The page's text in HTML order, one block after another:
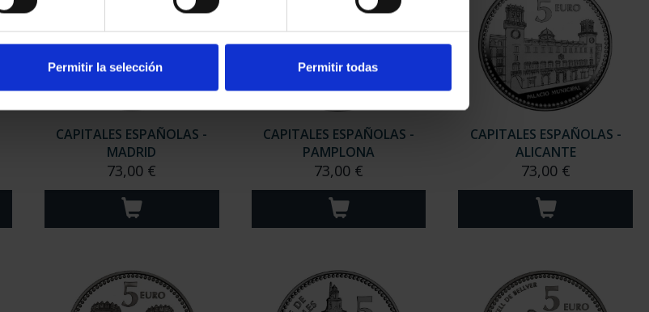
Permitir la selección Permitir todas
CAPITALES ESPAÑOLAS -
MADRID
73,00 €
CAPITALES ESPAÑOLAS -
PAMPLONA
73,00 €
CAPITALES ESPAÑOLAS -
ALICANTE
73,00 €